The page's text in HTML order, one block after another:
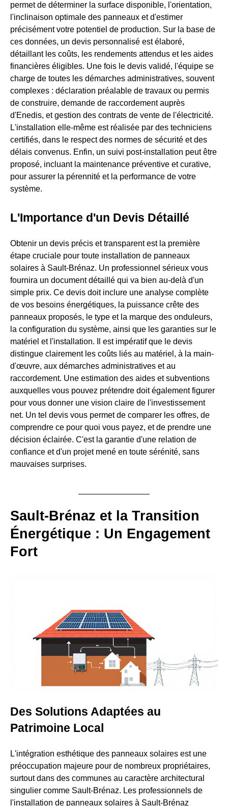
permet de déterminer la surface disponible, l'orientation,
l'inclinaison optimale des panneaux et d'estimer
précisément votre potentiel de production. Sur la base de
ces données, un devis personnalisé est élaboré,
détaillant les coûts, les rendements attendus et les aides
financières éligibles. Une fois le devis validé, l'équipe se
charge de toutes les démarches administratives, souvent
complexes : déclaration préalable de travaux ou permis
de construire, demande de raccordement auprès
d'Enedis, et gestion des contrats de vente de l'électricité.
L'installation elle-même est réalisée par des techniciens
certifiés, dans le respect des normes de sécurité et des
délais convenus. Enfin, un suivi post-installation peut être
proposé, incluant la maintenance préventive et curative,
pour assurer la pérennité et la performance de votre
système.
L'Importance d'un Devis Détaillé
Obtenir un devis précis et transparent est la première
étape cruciale pour toute installation de panneaux
solaires à Sault-Brénaz. Un professionnel sérieux vous
fournira un document détaillé qui va bien au-delà d'un
simple prix. Ce devis doit inclure une analyse complète
de vos besoins énergétiques, la puissance crête des
panneaux proposés, le type et la marque des onduleurs,
la configuration du système, ainsi que les garanties sur le
matériel et l'installation. Il est impératif que le devis
distingue clairement les coûts liés au matériel, à la main-
d'œuvre, aux démarches administratives et au
raccordement. Une estimation des aides et subventions
auxquelles vous pouvez prétendre doit également figurer
pour vous donner une vision claire de l'investissement
net. Un tel devis vous permet de comparer les offres, de
comprendre ce pour quoi vous payez, et de prendre une
décision éclairée. C'est la garantie d'une relation de
confiance et d'un projet mené en toute sérénité, sans
mauvaises surprises.
Sault-Brénaz et la Transition
Énergétique : Un Engagement
Fort
Des Solutions Adaptées au
Patrimoine Local
L'intégration esthétique des panneaux solaires est une
préoccupation majeure pour de nombreux propriétaires,
surtout dans des communes au caractère architectural
singulier comme Sault-Brénaz. Les professionnels de
l'installation de panneaux solaires à Sault-Brénaz